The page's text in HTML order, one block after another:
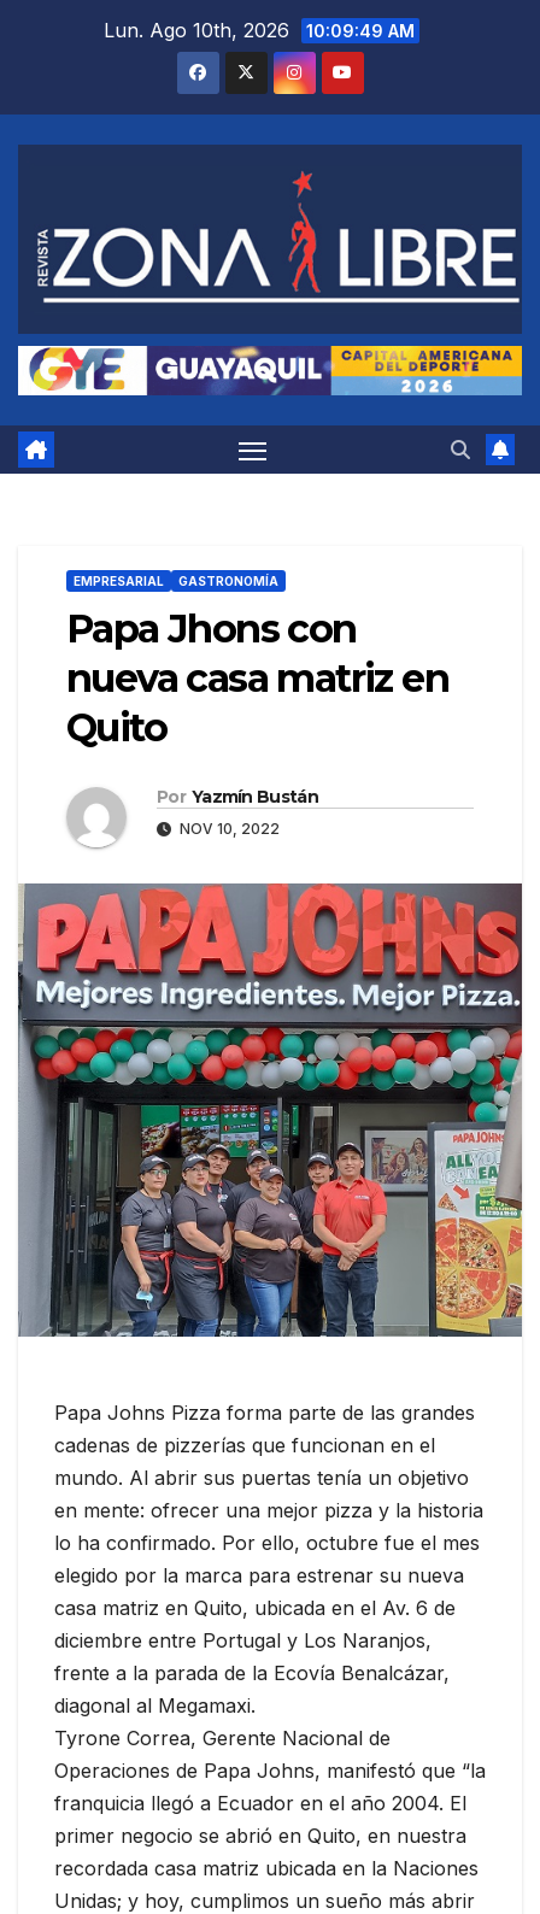
Lun. Ago 10th, 2026 10:09:50 AM
EMPRESARIAL GASTRONOMÍA
Papa Jhons con
nueva casa matriz en
Quito
Por Yazmín Bustán
NOV 10, 2022
Papa Johns Pizza forma parte de las grandes
cadenas de pizzerías que funcionan en el
mundo. Al abrir sus puertas tenía un objetivo
en mente: ofrecer una mejor pizza y la historia
lo ha confirmado. Por ello, octubre fue el mes
elegido por la marca para estrenar su nueva
casa matriz en Quito, ubicada en el Av. 6 de
diciembre entre Portugal y Los Naranjos,
frente a la parada de la Ecovía Benalcázar,
diagonal al Megamaxi.
Tyrone Correa, Gerente Nacional de
Operaciones de Papa Johns, manifestó que “la
franquicia llegó a Ecuador en el año 2004. El
primer negocio se abrió en Quito, en nuestra
recordada casa matriz ubicada en la Naciones
Unidas; y hoy, cumplimos un sueño más abrir